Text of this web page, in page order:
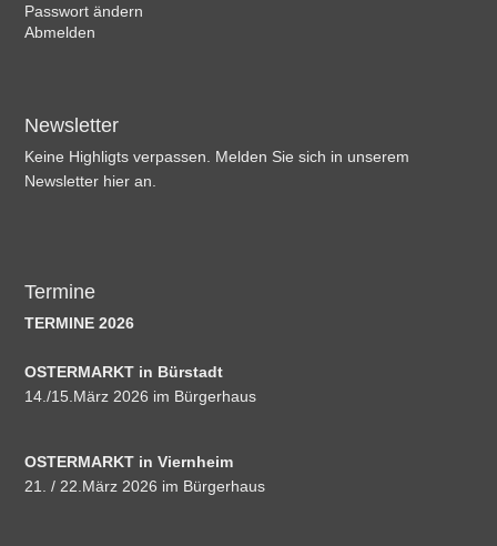
Passwort ändern
Abmelden
Newsletter
Keine Highligts verpassen. Melden Sie sich in unserem
Newsletter hier an.
Termine
TERMINE 2026
OSTERMARKT in Bürstadt
14./15.März 2026 im Bürgerhaus
OSTERMARKT in Viernheim
21. / 22.März 2026 im Bürgerhaus